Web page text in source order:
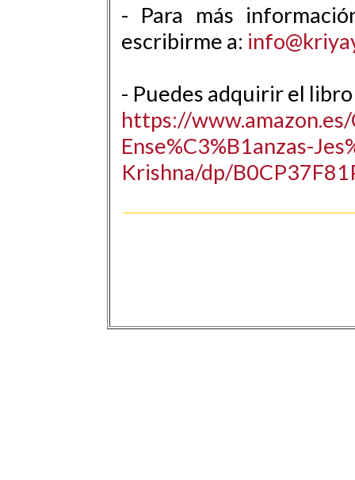
- Para más
escribirme a:
- Puedes adquirir el
https://
Ense%C3%B1anzas-
Krishna/dp/